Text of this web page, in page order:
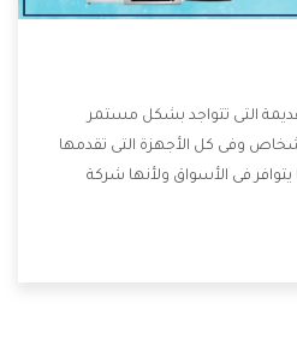
التى تتواجد بشكل مستمر
وفى كل الأجهزة التى تقدمها
فى الأسواق ولأنها شركة
والخصومات التى تسهل على